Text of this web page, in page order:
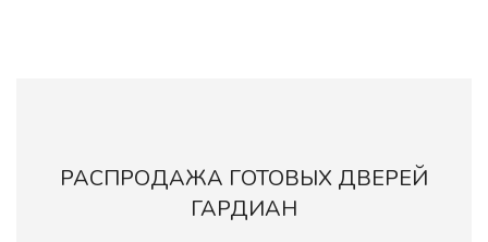
РАСПРОДАЖА ГОТОВЫХ ДВЕРЕЙ
ГАРДИАН